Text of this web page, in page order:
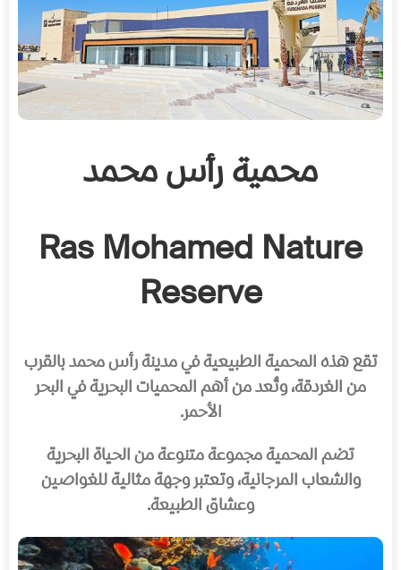
محمية رأس محمد
Ras Mohamed Nature
Reserve
تقع هذه المحمية الطبيعية في مدينة رأس محمد بالقرب
من الغردقة، وتُعد من أهم المحميات البحرية في البحر
الأحمر.
تضم المحمية مجموعة متنوعة من الحياة البحرية
والشعاب المرجانية، وتعتبر وجهة مثالية للغواصين
وعشاق الطبيعة.